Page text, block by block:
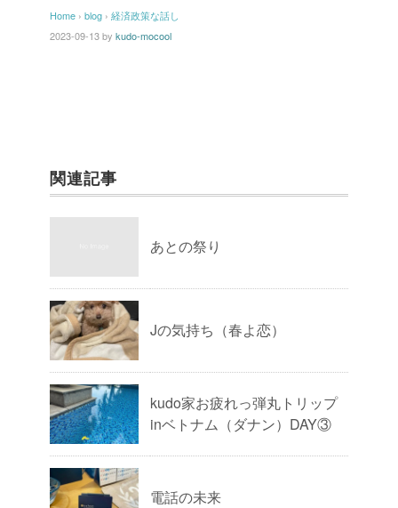
Home › blog › 経済政策な話し
2023-09-13by kudo-mocool
関連記事
あとの祭り
Jの気持ち（春よ恋）
kudo家お疲れっ弾丸トリップ
inベトナム（ダナン）DAY③
電話の未来